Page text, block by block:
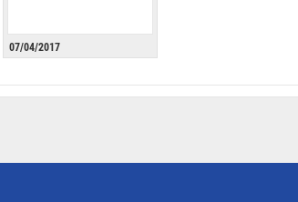
07/04/2017